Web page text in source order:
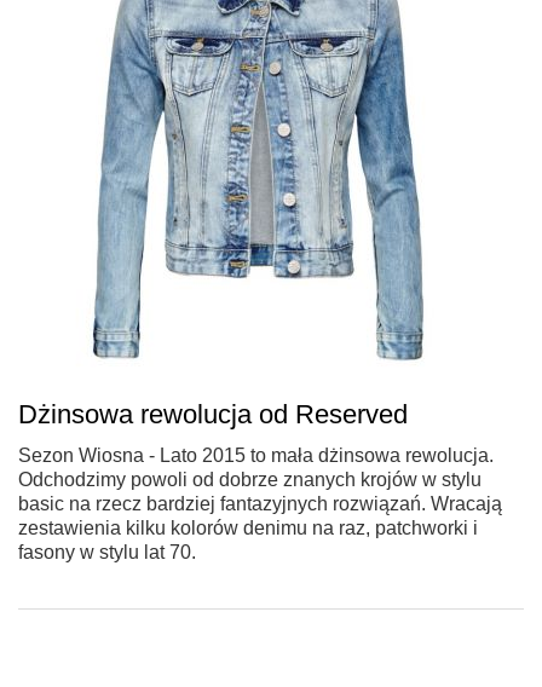
Dżinsowa rewolucja od Reserved
Sezon Wiosna - Lato 2015 to mała dżinsowa rewolucja.
Odchodzimy powoli od dobrze znanych krojów w stylu
basic na rzecz bardziej fantazyjnych rozwiązań. Wracają
zestawienia kilku kolorów denimu na raz, patchworki i
fasony w stylu lat 70.